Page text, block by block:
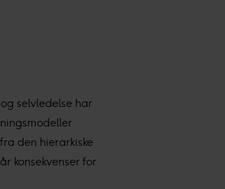
selvledelse har
den hierarkiske
konsekvenser for